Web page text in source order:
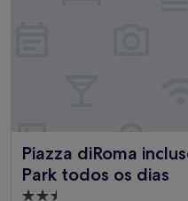
Piazza diRoma
Park todos os dias
Piazza diRoma incluso
2.5-